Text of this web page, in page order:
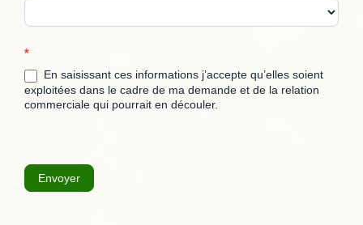
*
En saisissant ces informations j’accepte qu’elles soient
exploitées dans le cadre de ma demande et de la relation
commerciale qui pourrait en découler.
Envoyer